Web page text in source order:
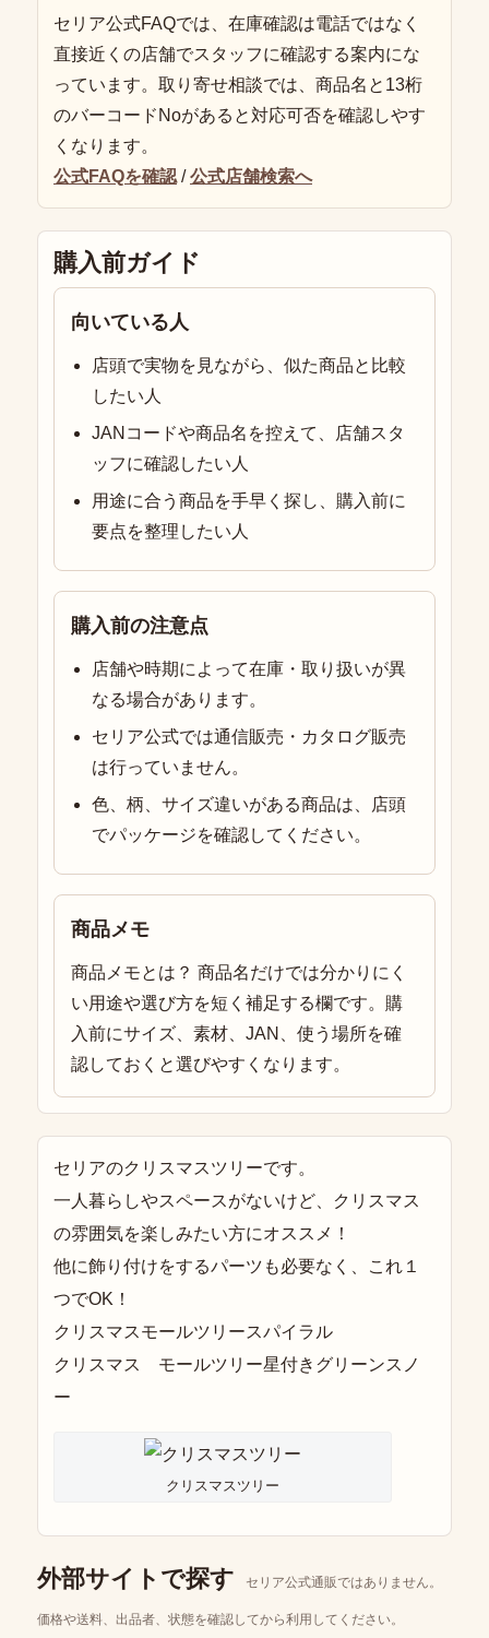
セリア公式FAQでは、在庫確認は電話ではなく
直接近くの店舗でスタッフに確認する案内にな
っています。取り寄せ相談では、商品名と13桁
のバーコードNoがあると対応可否を確認しやす
くなります。
公式FAQを確認 /公式店舗検索へ
購入前ガイド
向いている人
店頭で実物を見ながら、似た商品と比較
したい人
JANコードや商品名を控えて、店舗スタ
ッフに確認したい人
用途に合う商品を手早く探し、購入前に
要点を整理したい人
購入前の注意点
店舗や時期によって在庫・取り扱いが異
なる場合があります。
セリア公式では通信販売・カタログ販売
は行っていません。
色、柄、サイズ違いがある商品は、店頭
でパッケージを確認してください。
商品メモ
商品メモとは？ 商品名だけでは分かりにく
い用途や選び方を短く補足する欄です。購
入前にサイズ、素材、JAN、使う場所を確
認しておくと選びやすくなります。
セリアのクリスマスツリーです。
一人暮らしやスペースがないけど、クリスマス
の雰囲気を楽しみたい方にオススメ！
他に飾り付けをするパーツも必要なく、これ１
つでOK！
クリスマスモールツリースパイラル
クリスマス モールツリー星付きグリーンスノ
ー
クリスマスツリー
外部サイトで探す セリア公式通販ではありません。
価格や送料、出品者、状態を確認してから利用してください。